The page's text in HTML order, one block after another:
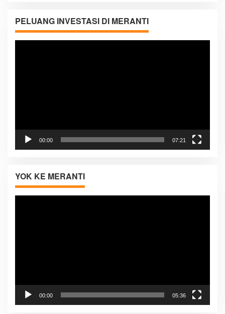
PELUANG INVESTASI DI MERANTI
00:00 07:21
YOK KE MERANTI
00:00 05:36